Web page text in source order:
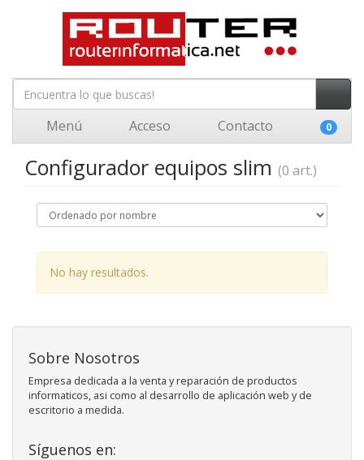
Menú Acceso Contacto 0
Configurador equipos slim (0 art.)
No hay resultados.
Sobre Nosotros
Empresa dedicada a la venta y reparación de productos
informaticos, asi como al desarrollo de aplicación web y de
escritorio a medida.
Síguenos en: